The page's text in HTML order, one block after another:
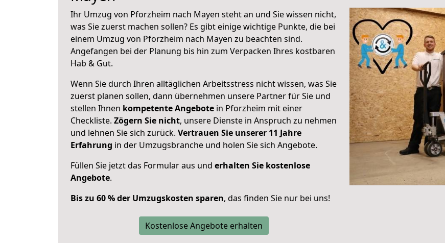
Ihr Umzug von Pforzheim nach Mayen steht an und Sie wissen nicht,
was Sie zuerst machen sollen? Es gibt einige wichtige Punkte, die bei
einem Umzug von Pforzheim nach Mayen zu beachten sind.
Angefangen bei der Planung bis hin zum Verpacken Ihres kostbaren
Hab & Gut.
Wenn Sie durch Ihren alltäglichen Arbeitsstress nicht wissen, was Sie
zuerst planen sollen, dann übernehmen unsere Partner für Sie und
stellen Ihnen kompetente Angebote in Pforzheim mit einer
Checkliste. Zögern Sie nicht, unsere Dienste in Anspruch zu nehmen
und lehnen Sie sich zurück. Vertrauen Sie unserer 11 Jahre
Erfahrung in der Umzugsbranche und holen Sie sich Angebote.
Füllen Sie jetzt das Formular aus und erhalten Sie kostenlose
Angebote.
Bis zu 60 % der Umzugskosten sparen, das finden Sie nur bei uns!
Kostenlose Angebote erhalten